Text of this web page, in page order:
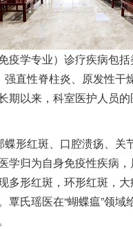
疫学专业）诊疗疾病包
强直性脊柱炎、原发性干
期以来，科室医护人员
蝶形红斑、口腔溃疡、关
学归为自身免疫性疾病
多形红斑，环形红斑，
覃氏瑶医在“蝴蝶瘟”领域